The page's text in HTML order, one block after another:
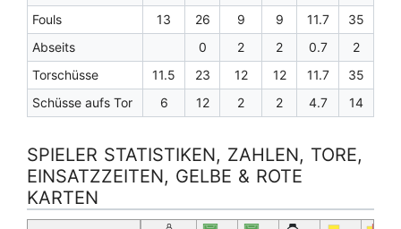
Fouls
13 26 9 9 11.7
35
Abseits
0 2 2 0.7
2
Torschüsse
11.5 23 12 12 11.7
35
Schüsse aufs Tor
6 12 2 2 4.7 14
SPIELER STATISTIKEN, ZAHLEN, TORE,
EINSATZZEITEN, GELBE & ROTE
KARTEN